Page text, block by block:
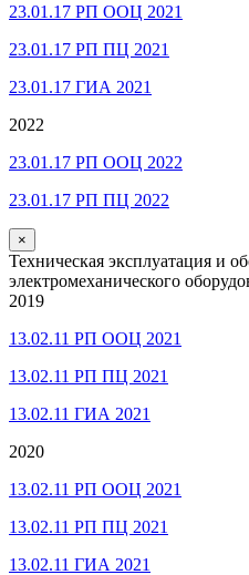
23.01.17 РП ООЦ 2021
23.01.17 РП ПЦ 2021
23.01.17 ГИА 2021
2022
23.01.17 РП ООЦ 2022
23.01.17 РП ПЦ 2022
×
Техническая эксплуатация и
электромеханического
2019
13.02.11 РП ООЦ 2021
13.02.11 РП ПЦ 2021
13.02.11 ГИА 2021
2020
13.02.11 РП ООЦ 2021
13.02.11 РП ПЦ 2021
13.02.11 ГИА 2021